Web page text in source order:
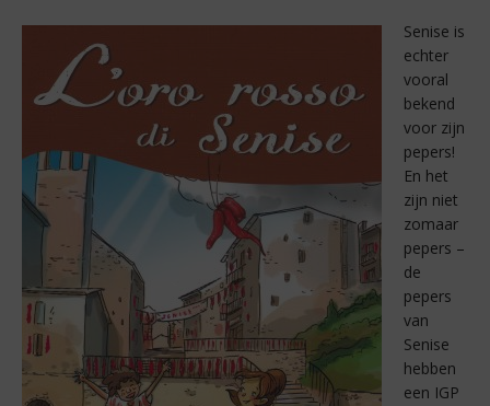
Senise is
echter
vooral
bekend
voor zijn
pepers!
En het
zijn niet
zomaar
pepers –
de
pepers
van
Senise
hebben
een IGP